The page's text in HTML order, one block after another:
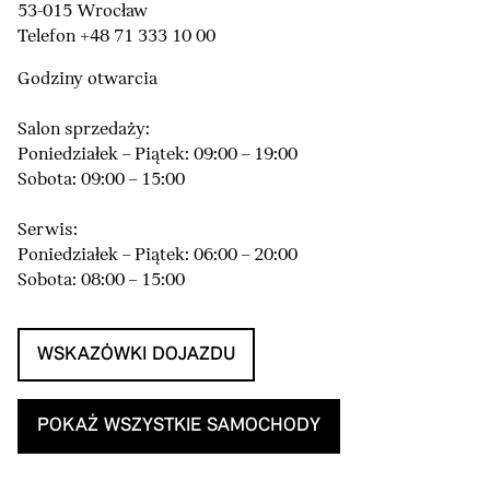
53-015 Wrocław
Telefon +48 71 333 10 00
Godziny otwarcia
Salon sprzedaży:
Poniedziałek – Piątek: 09:00 – 19:00
Sobota: 09:00 – 15:00
Serwis:
Poniedziałek – Piątek: 06:00 – 20:00
Sobota: 08:00 – 15:00
WSKAZÓWKI DOJAZDU
POKAŻ WSZYSTKIE SAMOCHODY